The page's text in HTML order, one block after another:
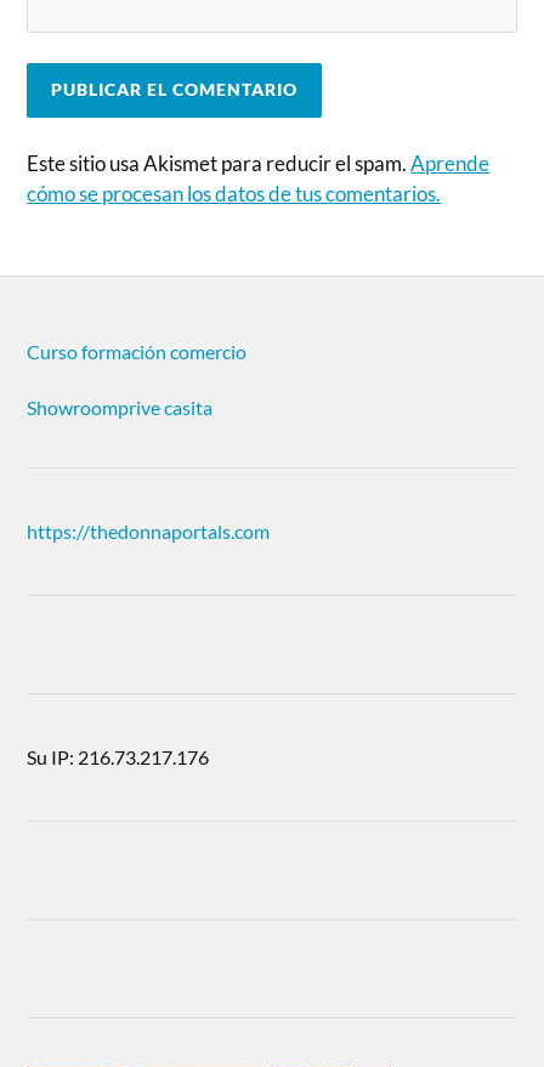
Este sitio usa Akismet para reducir el spam.Aprende
cómo se procesan los datos de tus comentarios.
Curso formación comercio
Showroomprive casita
https://thedonnaportals.com
Su IP: 216.73.217.176